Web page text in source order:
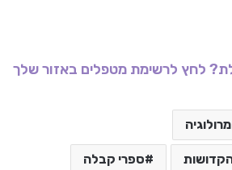
לחץ לרשימת מטפלים באזור שלך
ספרי קבלה